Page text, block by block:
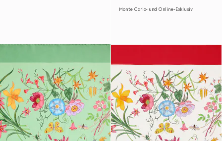
Monte Carlo- und Online-Exklusiv